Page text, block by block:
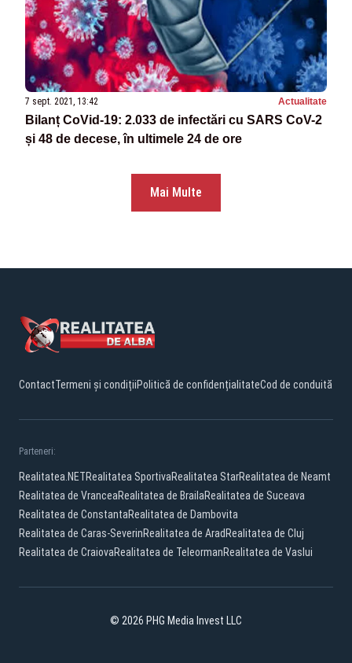
7 sept. 2021, 13:42 Actualitate
Bilanț CoVid-19: 2.033 de infectări cu SARS CoV-2
și 48 de decese, în ultimele 24 de ore
Mai Multe
ContactTermeni și condițiiPolitică de confidențialitateCod de conduită
Parteneri:
Realitatea.NETRealitatea SportivaRealitatea StarRealitatea de Neamt
Realitatea de VranceaRealitatea de BrailaRealitatea de Suceava
Realitatea de ConstantaRealitatea de Dambovita
Realitatea de Caras-SeverinRealitatea de Arad Realitatea de Cluj
Realitatea de CraiovaRealitatea de TeleormanRealitatea de Vaslui
© 2026 PHG Media Invest LLC